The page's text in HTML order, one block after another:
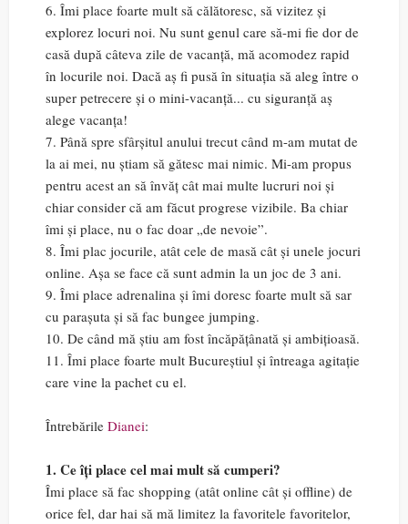
6. Îmi place foarte mult să călătoresc, să vizitez și
explorez locuri noi. Nu sunt genul care să-mi fie dor de
casă după câteva zile de vacanță, mă acomodez rapid
în locurile noi. Dacă aș fi pusă în situația să aleg între o
super petrecere și o mini-vacanță... cu siguranță aș
alege vacanța!
7. Până spre sfârșitul anului trecut când m-am mutat de
la ai mei, nu știam să gătesc mai nimic. Mi-am propus
pentru acest an să învăț cât mai multe lucruri noi și
chiar consider că am făcut progrese vizibile. Ba chiar
îmi și place, nu o fac doar „de nevoie”.
8. Îmi plac jocurile, atât cele de masă cât și unele jocuri
online. Așa se face că sunt admin la un joc de 3 ani.
9. Îmi place adrenalina și îmi doresc foarte mult să sar
cu parașuta și să fac bungee jumping.
10. De când mă știu am fost încăpățânată și ambițioasă.
11. Îmi place foarte mult Bucureștiul și întreaga agitație
care vine la pachet cu el.
Întrebările Dianei:
1. Ce îți place cel mai mult să cumperi?
Îmi place să fac shopping (atât online cât și offline) de
orice fel, dar hai să mă limitez la favoritele favoritelor,